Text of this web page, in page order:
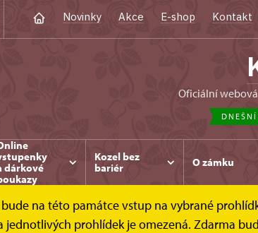
Novinky Akce E-shop Kontakt
oficiální
dárkové
Kozel bez
bariér
O zámku
bude na této památce vstup na vybrané
prohlídek je omezená. Zdarma